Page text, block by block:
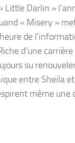
Little Darlin »
« Misery »
de
d’une
su
entre Sheila
même une